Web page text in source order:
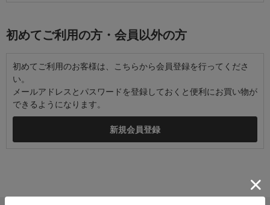
初めてご利用の方・会員以外の方
初めてご利用のお客様は、こちらから会員登録を行ってくださ
い。
メールアドレスとパスワードを登録しておくと便利にお買い物が
できるようになります。